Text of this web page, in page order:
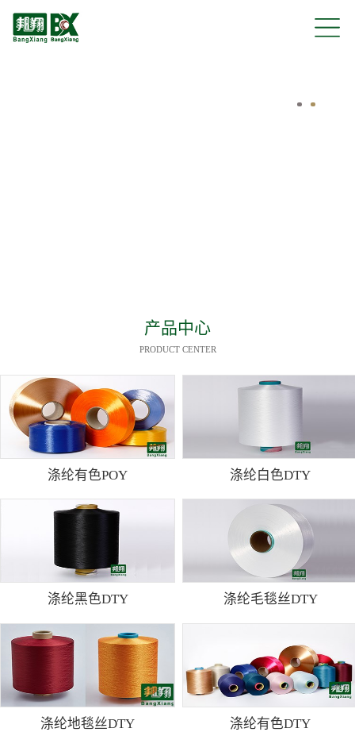
产品中心
PRODUCT CENTER
涤纶有色POY 涤纶白色DTY
涤纶黑色DTY 涤纶毛毯丝DTY
涤纶地毯丝DTY 涤纶有色DTY